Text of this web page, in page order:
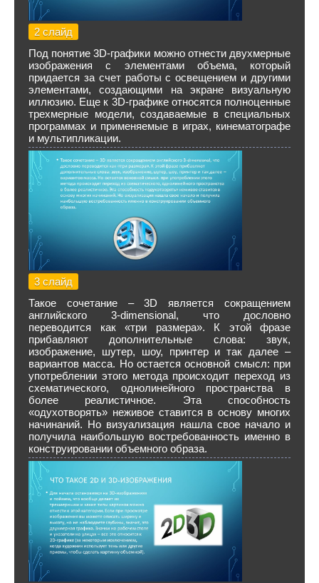
2 слайд
Под понятие 3D-графики можно отнести двухмерные
изображения с элементами объема, который
придается за счет работы с освещением и другими
элементами, создающими на экране визуальную
иллюзию. Еще к 3D-графике относятся полноценные
трехмерные модели, создаваемые в специальных
программах и применяемые в играх, кинематографе
и мультипликации.
3 слайд
Такое сочетание – 3D является сокращением
английского 3-dimensional, что дословно
переводится как «три размера». К этой фразе
прибавляют дополнительные слова: звук,
изображение, шутер, шоу, принтер и так далее –
вариантов масса. Но остается основной смысл: при
употреблении этого метода происходит переход из
схематического, однолинейного пространства в
более реалистичное. Эта способность
«одухотворять» неживое ставится в основу многих
начинаний. Но визуализация нашла свое начало и
получила наибольшую востребованность именно в
конструировании объемного образа.